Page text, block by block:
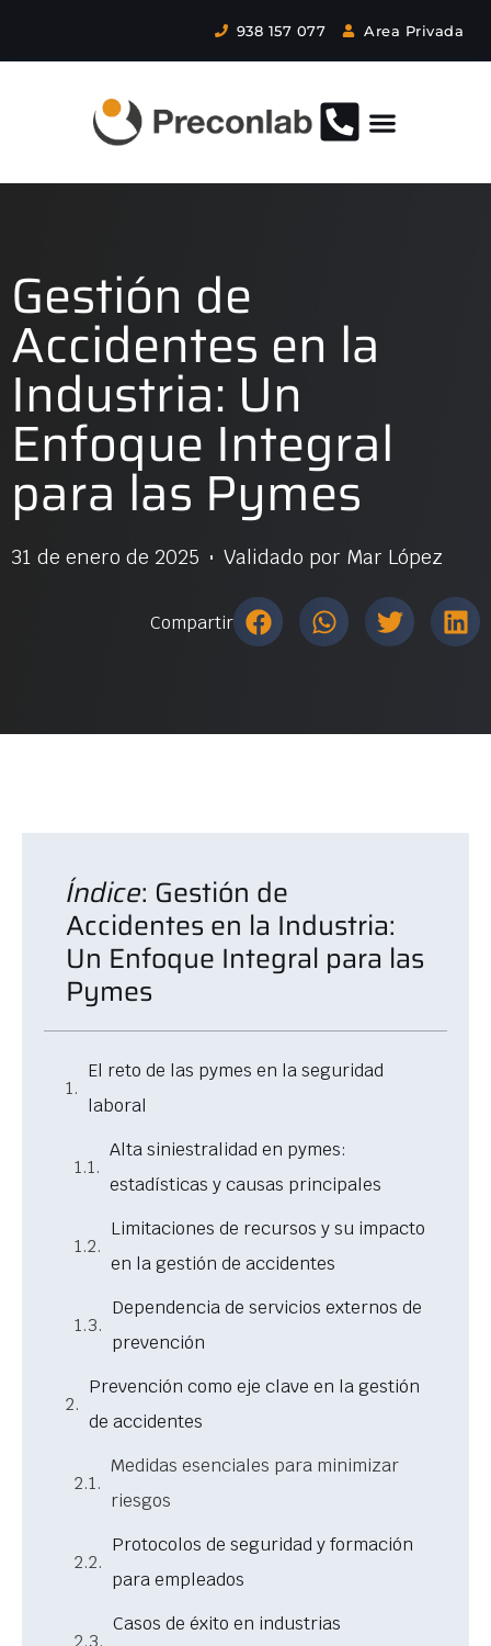
938 157 077 Area Privada
Gestión de
Accidentes en la
Industria: Un
Enfoque Integral
para las Pymes
31 de enero de 2025 Validado por Mar López
Compartir
Índice: Gestión de
Accidentes en la Industria:
Un Enfoque Integral para las
Pymes
El reto de las pymes en la seguridad
laboral
Alta siniestralidad en pymes:
estadísticas y causas principales
Limitaciones de recursos y su impacto
en la gestión de accidentes
Dependencia de servicios externos de
prevención
Prevención como eje clave en la gestión
de accidentes
Medidas esenciales para minimizar
riesgos
Protocolos de seguridad y formación
para empleados
Casos de éxito en industrias